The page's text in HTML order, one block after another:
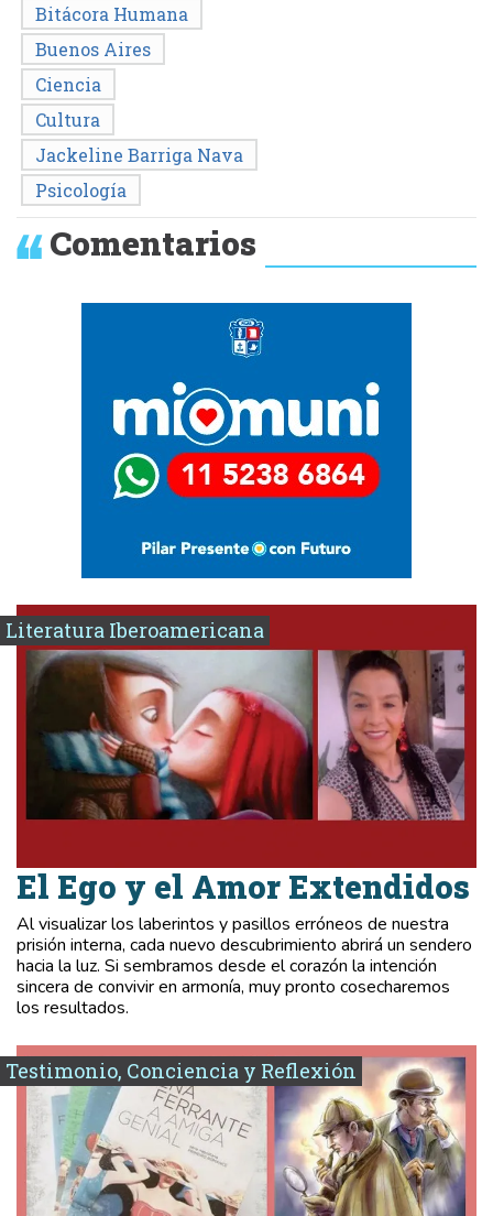
Bitácora Humana
Buenos Aires
Ciencia
Cultura
Jackeline Barriga Nava
Psicología
Comentarios
Literatura Iberoamericana
El Ego y el Amor Extendidos
Al visualizar los laberintos y pasillos erróneos de nuestra
prisión interna, cada nuevo descubrimiento abrirá un sendero
hacia la luz. Si sembramos desde el corazón la intención
sincera de convivir en armonía, muy pronto cosecharemos
los resultados.
Testimonio, Conciencia y Reflexión